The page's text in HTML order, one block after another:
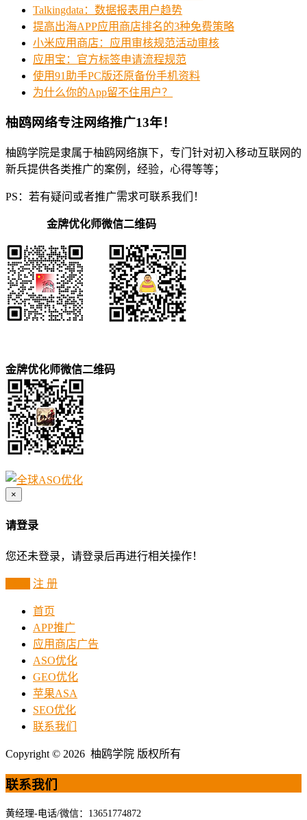
Talkingdata：数据报表用户趋势
提高出海APP应用商店排名的3种免费策略
小米应用商店：应用审核规范活动审核
应用宝：官方标签申请流程规范
使用91助手PC版还原备份手机资料
为什么你的App留不住用户？
柚鸥网络专注网络推广13年！
柚鸥学院是隶属于柚鸥网络旗下，专门针对初入移动互联网的
新兵提供各类推广的案例，经验，心得等等；
PS：若有疑问或者推广需求可联系我们！
金牌优化师微信二维码
金牌优化师微信二维码
×
请登录
您还未登录，请登录后再进行相关操作！
注 册
首页
APP推广
应用商店广告
ASO优化
GEO优化
苹果ASA
SEO优化
联系我们
Copyright © 2026 柚鸥学院 版权所有
联系我们
黄经理-电话/微信：13651774872